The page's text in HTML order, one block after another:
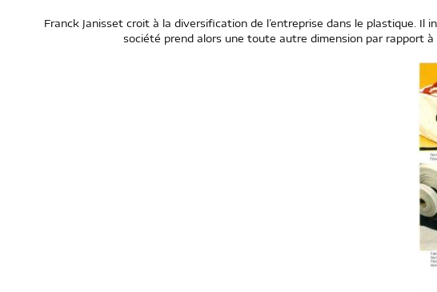
Franck Janisset croit à la diversification de l’entreprise dans le plastique. Il
société prend alors une toute autre dimension par rapport